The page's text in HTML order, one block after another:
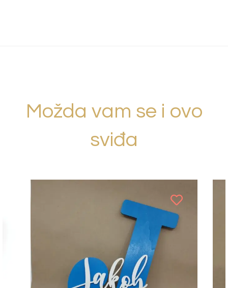
Možda vam se i ovo
sviđa